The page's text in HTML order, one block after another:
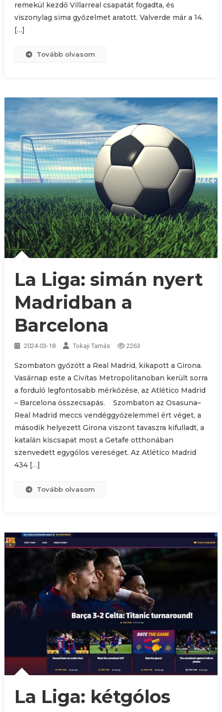
remekül kezdő Villarreal csapatát fogadta, és
viszonylag sima győzelmet aratott. Valverde már a 14.
[…]
Tovább olvasom
La Liga: simán nyert
Madridban a
Barcelona
2024-03-18 Tokaji Tamás 2263
Szombaton győzött a Real Madrid, kikapott a Girona.
Vasárnap este a Civitas Metropolitanoban került sorra
a forduló legfontosabb mérkőzése, az Atlético Madrid
– Barcelona összecsapás. Szombaton az Osasuna–
Real Madrid meccs vendéggyőzelemmel ért véget, a
második helyezett Girona viszont tavaszra kifulladt, a
katalán kiscsapat most a Getafe otthonában
szenvedett egygólos vereséget. Az Atlético Madrid
434 […]
Tovább olvasom
La Liga: kétgólos